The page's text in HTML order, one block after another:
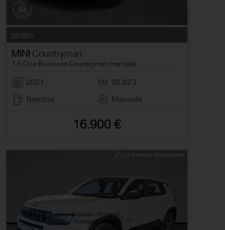
usato
MINI Countryman
1.5 One Business Countryman manuale
2021
92.623
Benzina
Manuale
16.900 €